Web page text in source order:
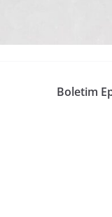
Boletim